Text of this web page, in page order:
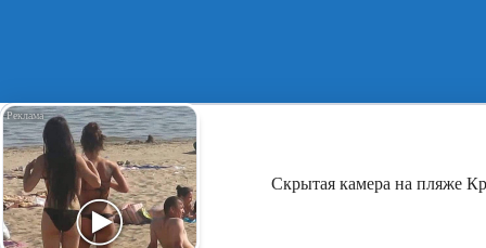
Скрытая камера на пляже